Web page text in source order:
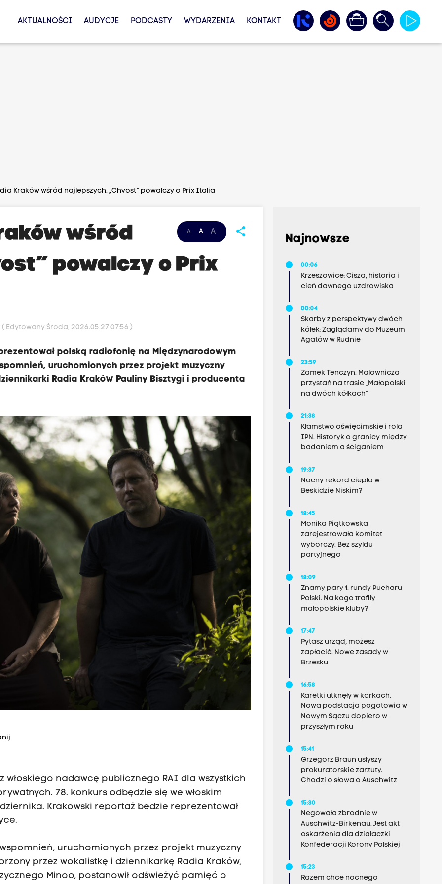
AKTUALNOŚCI AUDYCJE PODCASTY WYDARZENIA KONTAKT
Kraków wśród najlepszych. „Chvost” powalczy o Prix Italia
A A A share
wśród
powalczy o Prix
( Edytowany Środa, 2026.05.27 07:56 )
polską radiofonię na Międzynarodowym
uruchomionych przez projekt muzyczny
Radia Kraków Pauliny Bisztygi i producenta
nadawcę publicznego RAI dla wszystkich
78. konkurs odbędzie się we włoskim
Krakowski reportaż będzie reprezentował
uruchomionych przez projekt muzyczny
przez wokalistkę i dziennikarkę Radia Kraków,
Minoo, postanowił odświeżyć pamięć o
Najnowsze
00:06
Krzeszowice: Cisza, historia i
cień dawnego uzdrowiska
00:04
Skarby z perspektywy dwóch
kółek: Zaglądamy do Muzeum
Agatów w Rudnie
23:59
Zamek Tenczyn. Malownicza
przystań na trasie „Małopolski
na dwóch kółkach”
21:38
Kłamstwo oświęcimskie i rola
IPN. Historyk o granicy między
badaniem a ściganiem
19:37
Nocny rekord ciepła w
Beskidzie Niskim?
18:45
Monika Piątkowska
zarejestrowała komitet
wyborczy. Bez szyldu
partyjnego
18:09
Znamy pary 1. rundy Pucharu
Polski. Na kogo trafiły
małopolskie kluby?
17:47
Pytasz urząd, możesz
zapłacić. Nowe zasady w
Brzesku
16:58
Karetki utknęły w korkach.
Nowa podstacja pogotowia w
Nowym Sączu dopiero w
przyszłym roku
15:41
Grzegorz Braun usłyszy
prokuratorskie zarzuty.
Chodzi o słowa o Auschwitz
15:30
Negowała zbrodnie w
Auschwitz-Birkenau. Jest akt
oskarżenia dla działaczki
Konfederacji Korony Polskiej
15:23
Razem chce nocnego